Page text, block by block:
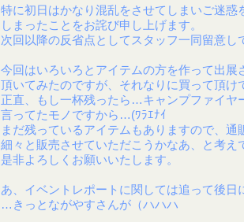
特に初日はかなり混乱をさせてしまいご迷惑
しまったことをお詫び申し上げます。
次回以降の反省点としてスタッフ一同留意し
今回はいろいろとアイテムの方を作って出展
頂いてみたのですが、それなりに買って頂け
正直、もし一杯残ったら…キャンプファイヤ
言ってたモノですから…(ﾜﾗｴﾅｲ
まだ残っているアイテムもありますので、通
細々と販売させていただこうかなあ、と考え
是非よろしくお願いいたします。
あ、イベントレポートに関しては追って後日
…きっとながやすさんが（ハハハ